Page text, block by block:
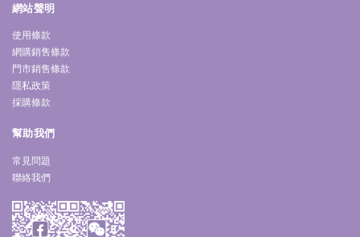
網站聲明
使用條款
網購銷售條款
門市銷售條款
隱私政策
採購條款
幫助我們
常見問題
聯絡我們